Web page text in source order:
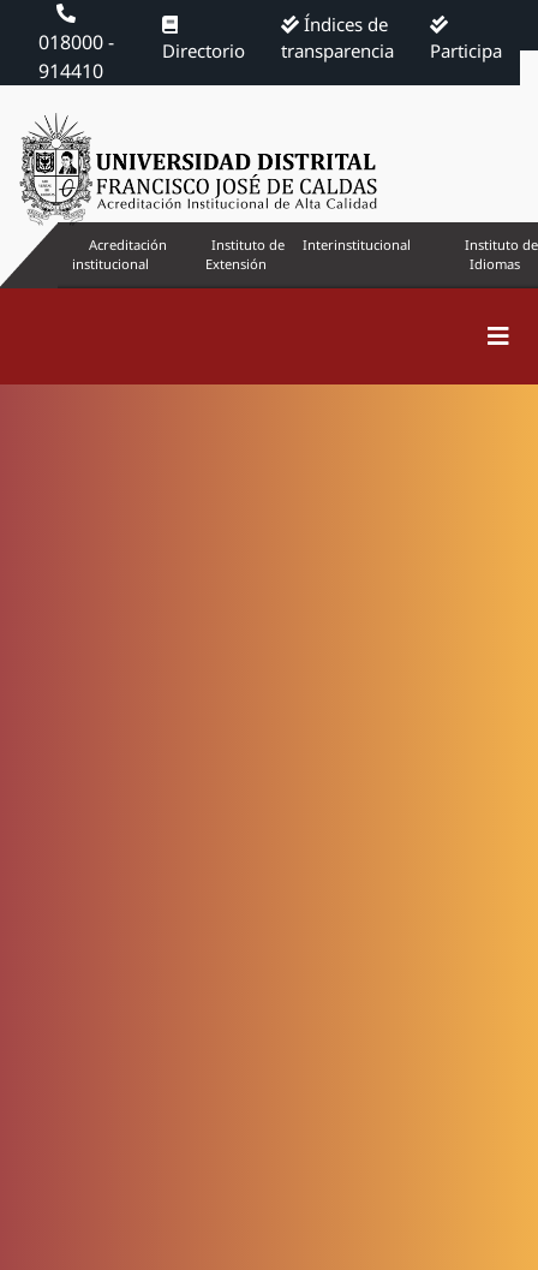
018000 -
914410
Directorio
Índices de
transparencia
Participa
Acreditación
institucional
Instituto de
Extensión
Interinstitucional
Instituto de
Idiomas